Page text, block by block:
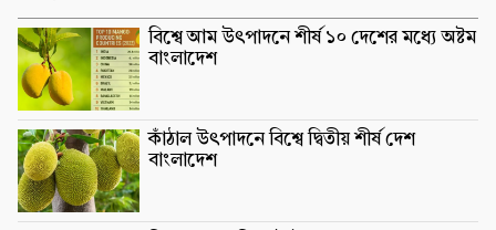
বিশ্বে আম উৎপাদনে শীর্ষ ১০ দেশের মধ্যে অষ্টম
বাংলাদেশ
কাঁঠাল উৎপাদনে বিশ্বে দ্বিতীয় শীর্ষ দেশ
বাংলাদেশ